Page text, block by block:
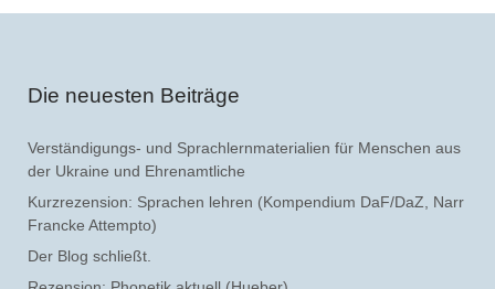
Die neuesten Beiträge
Verständigungs- und Sprachlernmaterialien für Menschen aus
der Ukraine und Ehrenamtliche
Kurzrezension: Sprachen lehren (Kompendium DaF/DaZ, Narr
Francke Attempto)
Der Blog schließt.